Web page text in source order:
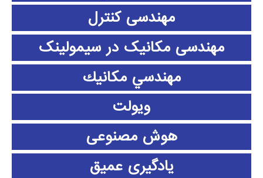
مهندسی کنترل
مهندسی مکانیک در سیمولینک
مهندسي مكانيك
ویولت
هوش مصنوعی
یادگیری عمیق